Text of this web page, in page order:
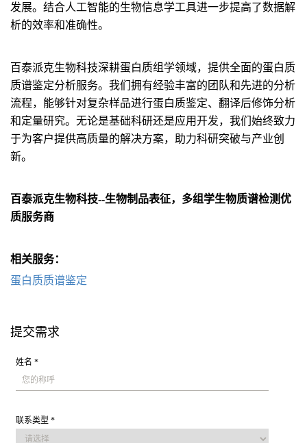
发展。结合人工智能的生物信息学工具进一步提高了数据解
析的效率和准确性。
百泰派克生物科技深耕蛋白质组学领域，提供全面的蛋白质
质谱鉴定分析服务。我们拥有经验丰富的团队和先进的分析
流程，能够针对复杂样品进行蛋白质鉴定、翻译后修饰分析
和定量研究。无论是基础科研还是应用开发，我们始终致力
于为客户提供高质量的解决方案，助力科研突破与产业创
新。
百泰派克生物科技--生物制品表征，多组学生物质谱检测优
质服务商
相关服务：
蛋白质质谱鉴定
提交需求
姓名 *
联系类型 *